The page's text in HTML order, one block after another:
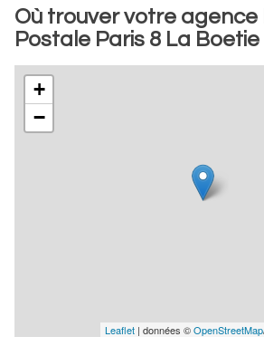
Où trouver votre agence
Postale Paris 8 La Boetie
+
−
Leaflet | données ©OpenStreetMap